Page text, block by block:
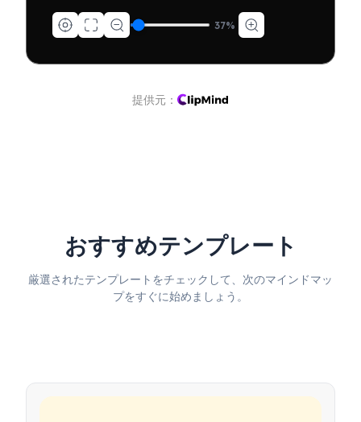
37%
提供元：
おすすめテンプレート
厳選されたテンプレートをチェックして、次のマインドマッ
プをすぐに始めましょう。